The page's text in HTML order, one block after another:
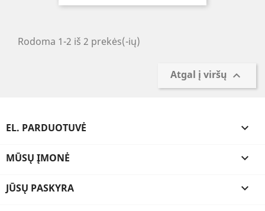
Rodoma 1-2 iš 2 prekės(-ių)
Atgal į viršų 
EL. PARDUOTUVĖ 
MŪSŲ ĮMONĖ 
JŪSŲ PASKYRA 